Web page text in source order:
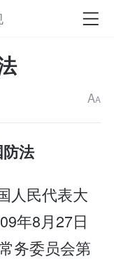
AA
法
人民代表大
年8月27日
务委员会第